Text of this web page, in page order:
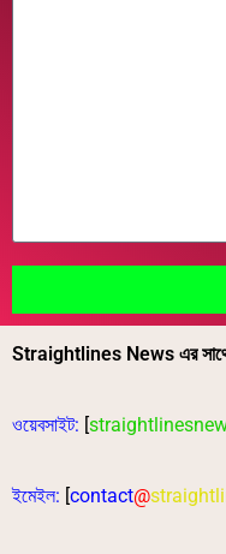
Straightlines News এর
ওয়েবসাইট: [
ইমেইল: [contact@